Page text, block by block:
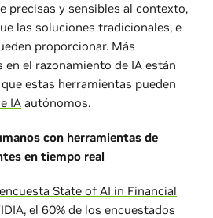
precisas y sensibles al contexto,
las soluciones tradicionales, e
proporcionar. Más
en el razonamiento de IA están
estas herramientas pueden
IA autónomos.
con herramientas de
en tiempo real
encuesta State of AI in Financial
el 60% de los encuestados